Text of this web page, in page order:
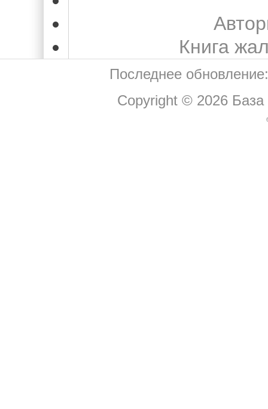
Книга
Последнее
Copyright © 2026 База